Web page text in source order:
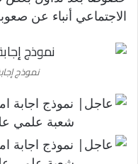
الاجتماعي أنباء عن
نموذج